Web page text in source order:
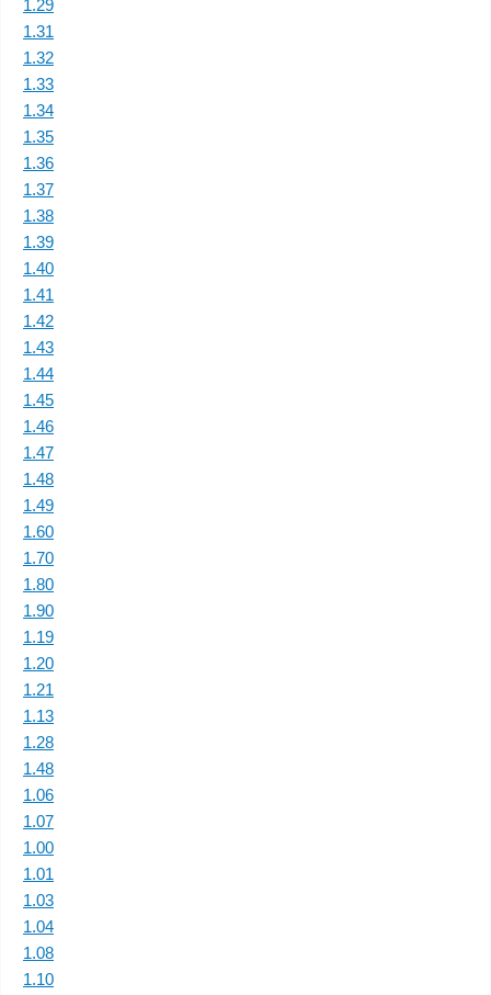
1.29
1.31
1.32
1.33
1.34
1.35
1.36
1.37
1.38
1.39
1.40
1.41
1.42
1.43
1.44
1.45
1.46
1.47
1.48
1.49
1.60
1.70
1.80
1.90
1.19
1.20
1.21
1.13
1.28
1.48
1.06
1.07
1.00
1.01
1.03
1.04
1.08
1.10